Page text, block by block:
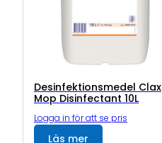
Desinfektionsmedel Clax
Mop Disinfectant 10L
Logga in för att se pris
Läs mer